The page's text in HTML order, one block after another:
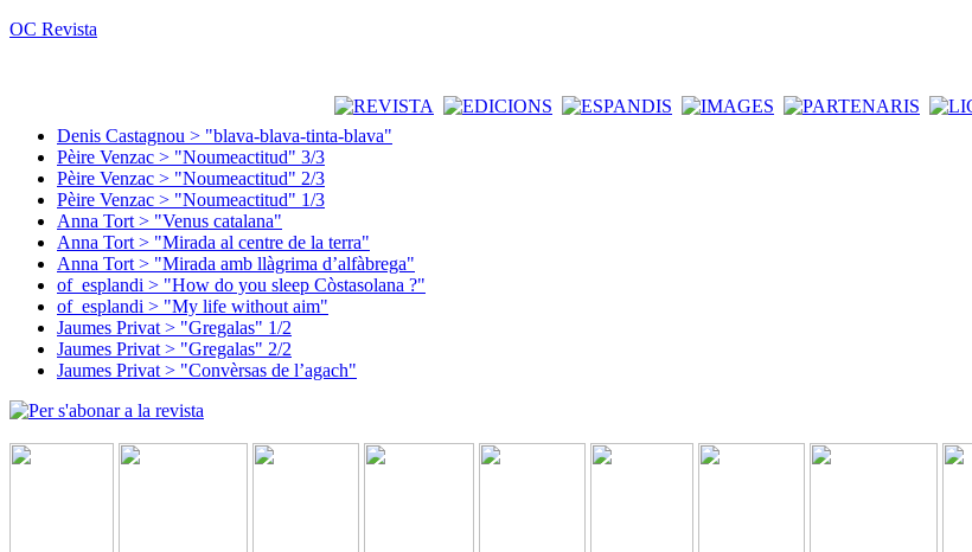
OC Revista
Denis Castagnou > "blava-blava-tinta-blava"
Pèire Venzac > "Noumeactitud" 3/3
Pèire Venzac > "Noumeactitud" 2/3
Pèire Venzac > "Noumeactitud" 1/3
Anna Tort > "Venus catalana"
Anna Tort > "Mirada al centre de la terra"
Anna Tort > "Mirada amb llàgrima d’alfàbrega"
of_esplandi > "How do you sleep Còstasolana ?"
of_esplandi > "My life without aim"
Jaumes Privat > "Gregalas" 1/2
Jaumes Privat > "Gregalas" 2/2
Jaumes Privat > "Convèrsas de l’agach"